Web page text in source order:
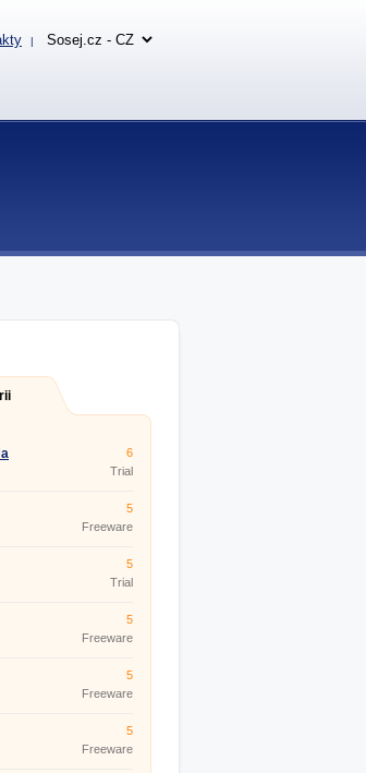
6
Trial
5
Freeware
5
Trial
5
Freeware
5
Freeware
5
Freeware
|